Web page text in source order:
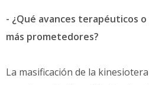
- ¿Qué avances terapéuticos
más prometedores?
La masificación de la